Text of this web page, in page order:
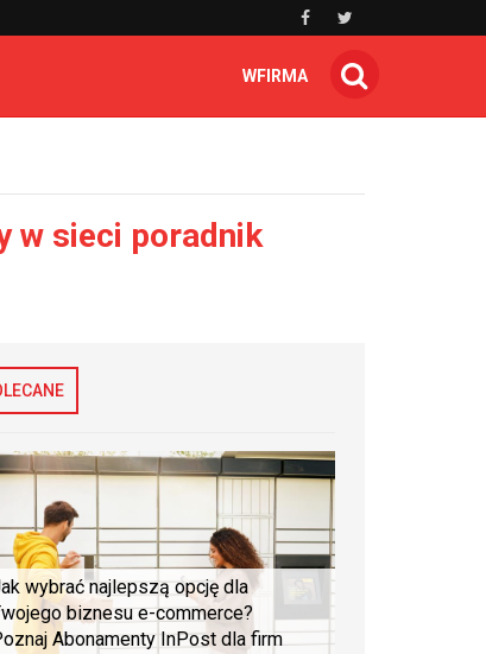
WFIRMA
w sieci poradnik
wybrać najlepszą opcję dla
biznesu e-commerce?
Abonamenty InPost dla firm